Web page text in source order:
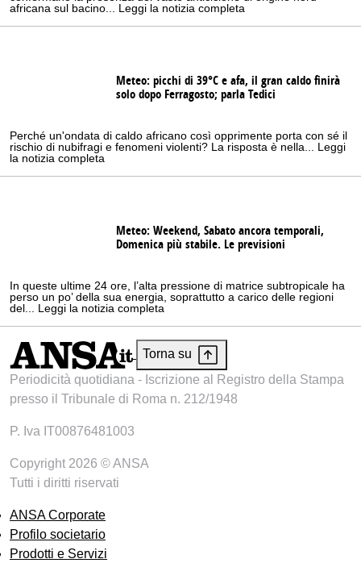
africana sul bacino... Leggi la notizia completa
Meteo: picchi di 39°C e afa, il gran caldo finirà
solo dopo Ferragosto; parla Tedici
Perché un'ondata di caldo africano così opprimente porta con sé il
rischio di nubifragi e fenomeni violenti? La risposta è nella... Leggi
la notizia completa
Meteo: Weekend, Sabato ancora temporali,
Domenica più stabile. Le previsioni
In queste ultime 24 ore, l’alta pressione di matrice subtropicale ha
perso un po’ della sua energia, soprattutto a carico delle regioni
del... Leggi la notizia completa
Torna su
Periodicità quotidiana - Iscrizione al Registro della Stampa
presso il Tribunale di Roma n. 212/1948
P. Iva IT00876481003
Copyright 2026 © ANSA
Tutti i diritti riservati
ANSA Corporate
Profilo societario
Prodotti e Servizi